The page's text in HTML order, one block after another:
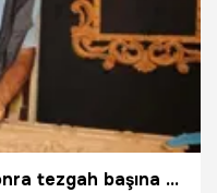
13 yaşında başladı, 28 yıl sonra tezgah başına geçti, bakanlık tescilli kültür mirasçısı oldu! Unutulmaya yüz tutan sanatı yaşatmaya çalışıyor